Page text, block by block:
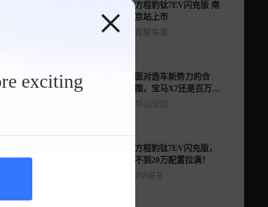
exciting
方程豹钛7EV闪充版 南
京站上市
蒋解车事
面对造车新势力的合
围，宝马X7还是百万级
豪华SUV顶流吗？
华山论剑
方程豹钛7EV闪充版，
不到20万配置拉满！
258说车